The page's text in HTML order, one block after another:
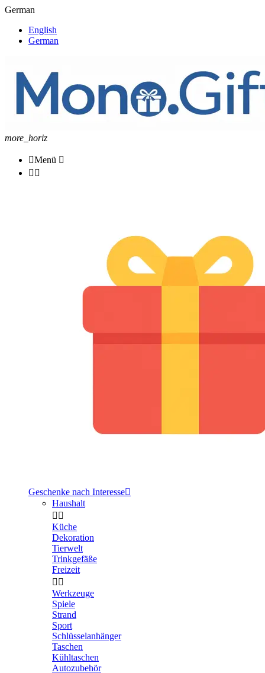
German
English
German
more_horiz
Menü 
 
Geschenke nach Interesse
Haushalt
 
Küche
Dekoration
Tierwelt
Trinkgefäße
Freizeit
 
Werkzeuge
Spiele
Strand
Sport
Schlüsselanhänger
Taschen
Kühltaschen
Autozubehör